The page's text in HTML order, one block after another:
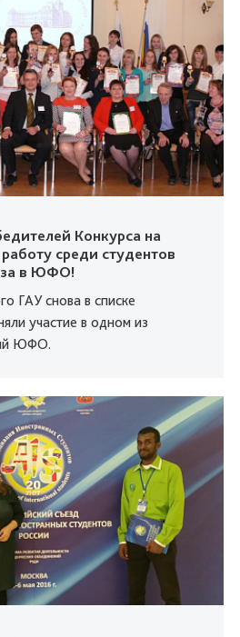
Конкурса на
среди студентов
в ЮФО!
ГАУ снова в списке
участие в одном из
ЮФО.